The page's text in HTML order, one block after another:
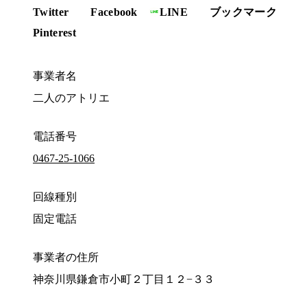
Twitter Facebook LINE
ブックマーク
Pinterest
事業者名
二人のアトリエ
電話番号
0467-25-1066
回線種別
固定電話
事業者の住所
神奈川県鎌倉市小町２丁目１２−３３